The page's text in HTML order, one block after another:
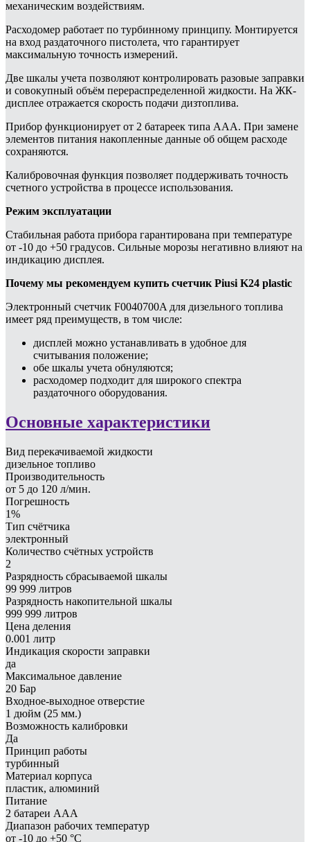
механическим воздействиям.
Расходомер работает по турбинному принципу. Монтируется
на вход раздаточного пистолета, что гарантирует
максимальную точность измерений.
Две шкалы учета позволяют контролировать разовые заправки
и совокупный объём перераспределенной жидкости. На ЖК-
дисплее отражается скорость подачи дизтоплива.
Прибор функционирует от 2 батареек типа AAA. При замене
элементов питания накопленные данные об общем расходе
сохраняются.
Калибровочная функция позволяет поддерживать точность
счетного устройства в процессе использования.
Режим эксплуатации
Стабильная работа прибора гарантирована при температуре
от -10 до +50 градусов. Сильные морозы негативно влияют на
индикацию дисплея.
Почему мы рекомендуем купить счетчик Piusi K24 plastic
Электронный счетчик F0040700A для дизельного топлива
имеет ряд преимуществ, в том числе:
дисплей можно устанавливать в удобное для
считывания положение;
обе шкалы учета обнуляются;
расходомер подходит для широкого спектра
раздаточного оборудования.
Основные характеристики
Вид перекачиваемой жидкости
дизельное топливо
Производительность
от 5 до 120 л/мин.
Погрешность
1%
Тип счётчика
электронный
Количество счётных устройств
2
Разрядность сбрасываемой шкалы
99 999 литров
Разрядность накопительной шкалы
999 999 литров
Цена деления
0.001 литр
Индикация скорости заправки
да
Максимальное давление
20 Бар
Входное-выходное отверстие
1 дюйм (25 мм.)
Возможность калибровки
Да
Принцип работы
турбинный
Материал корпуса
пластик, алюминий
Питание
2 батареи AAA
Диапазон рабочих температур
от -10 до +50 °С